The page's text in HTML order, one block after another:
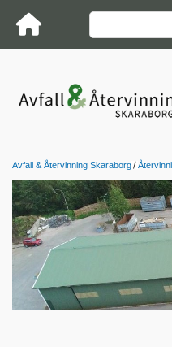
Avfall & Återvinning Skaraborg